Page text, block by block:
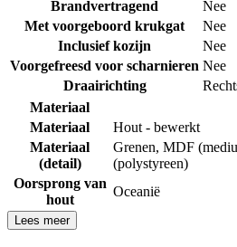
Brandvertragend
Nee
Met voorgeboord krukgat
Nee
Inclusief kozijn
Nee
Voorgefreesd voor scharnieren Nee
Draairichting
Materiaal
Materiaal
Hout - bewerkt
Materiaal
(detail)
Grenen, MDF
(polystyreen)
Oorsprong van
hout
Oceanië
Lees meer